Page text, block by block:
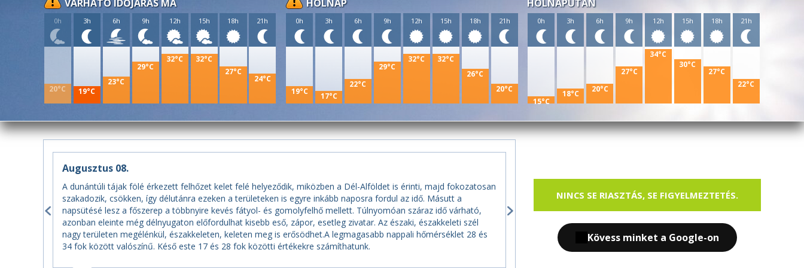
VÁRHATÓ IDŐJÁRÁS MA
0h
20°C
3h
19°C
6h
23°C
9h
29°C
12h
32°C
15h
32°C
18h
27°C
21h
24°C
HOLNAP
0h
19°C
3h
17°C
6h
22°C
9h
29°C
12h
32°C
15h
32°C
18h
26°C
21h
20°C
HOLNAPUTÁN
0h
15°C
3h
18°C
6h
20°C
9h
27°C
12h
34°C
15h
30°C
18h
27°C
21h
22°C
Augusztus 08.
A dunántúli tájak fölé érkezett felhőzet kelet felé helyeződik, miközben a Dél-Alföldet is érinti, majd fokozatosan
szakadozik, csökken, így délutánra ezeken a területeken is egyre inkább naposra fordul az idő. Másutt a
napsütésé lesz a főszerep a többnyire kevés fátyol- és gomolyfelhő mellett. Túlnyomóan száraz idő várható,
azonban eleinte még délnyugaton előfordulhat kisebb eső, zápor, esetleg zivatar. Az északi, északkeleti szél
nagy területen megélénkül, északkeleten, keleten meg is erősödhet.A legmagasabb nappali hőmérséklet 28 és
34 fok között valószínű. Késő este 17 és 28 fok közötti értékekre számíthatunk.
NINCS SE RIASZTÁS, SE FIGYELMEZTETÉS.
Kövess minket a Google-on